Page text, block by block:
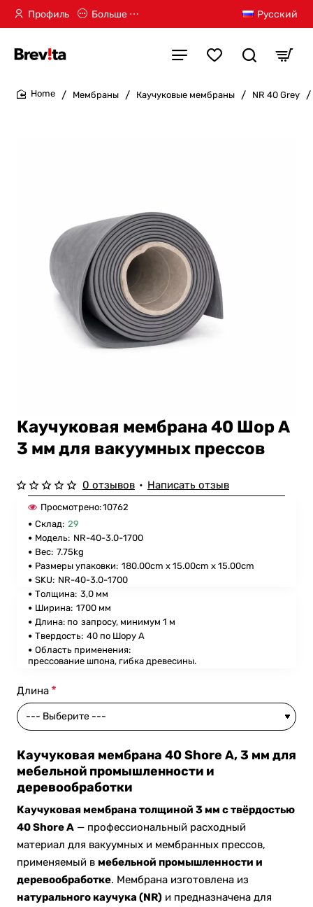
Профиль Больше ⋯ Русский
Мембраны Каучуковые мембраны NR 40 Grey
Каучуковая мембрана 40 Шор A
3 мм для вакуумных прессов
Склад: 29
Модель: NR-40-3.0-1700
Вес: 7.75kg
Размеры упаковки: 180.00cm x 15.00cm x 15.00cm
SKU: NR-40-3.0-1700
Просмотрено:10762
0 отзывов • Написать отзыв
Толщина: 3,0 мм
Ширина: 1700 мм
Длина: по запросу, минимум 1 м
Твердость: 40 по Шору А
Область применения:
прессование шпона, гибка древесины.
Длина
Каучуковая мембрана 40 Shore A, 3 мм для
мебельной промышленности и
деревообработки
Каучуковая мембрана толщиной 3 мм с твёрдостью
40 Shore A — профессиональный расходный
материал для вакуумных и мембранных прессов,
применяемый в мебельной промышленности и
деревообработке. Мембрана изготовлена из
натурального каучука (NR) и предназначена для